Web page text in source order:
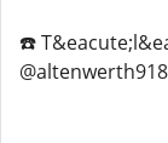
☎️
@altenwerth918